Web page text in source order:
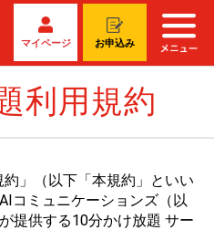
マイページ お申込み
利用規約
」（以下「本規約」といい
コミュニケーションズ（以
提供する10分かけ放題 サー